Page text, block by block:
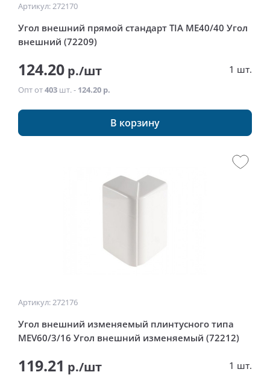
Артикул: 272170
Угол внешний прямой стандарт TIA ME40/40 Угол
внешний (72209)
124.20 р./шт 1 шт.
Опт от403 шт. - 124.20 р.
В корзину
Артикул: 272176
Угол внешний изменяемый плинтусного типа
MEV60/3/16 Угол внешний изменяемый (72212)
119.21 р./шт 1 шт.